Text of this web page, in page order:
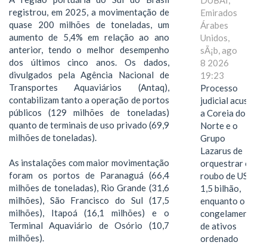
registrou, em 2025, a movimentação de
quase 200 milhões de toneladas, um
aumento de 5,4% em relação ao ano
anterior, tendo o melhor desempenho
dos últimos cinco anos. Os dados,
divulgados pela Agência Nacional de
Transportes Aquaviários (Antaq),
contabilizam tanto a operação de portos
públicos (129 milhões de toneladas)
quanto de terminais de uso privado (69,9
milhões de toneladas).
As instalações com maior movimentação
foram os portos de Paranaguá (66,4
milhões de toneladas), Rio Grande (31,6
milhões), São Francisco do Sul (17,5
milhões), Itapoá (16,1 milhões) e o
Terminal Aquaviário de Osório (10,7
milhões).
Emirados
Árabes
Unidos,
sÃ¡b, ago
8 2026
19:23
Processo
judicial acusa
a Coreia do
Norte e o
Grupo
Lazarus de
orquestrar o
roubo de US$
1,5 bilhão,
enquanto o
congelamento
de ativos
ordenado